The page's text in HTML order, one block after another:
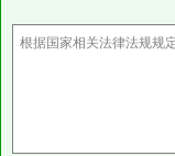
根据国家相关法律法规规